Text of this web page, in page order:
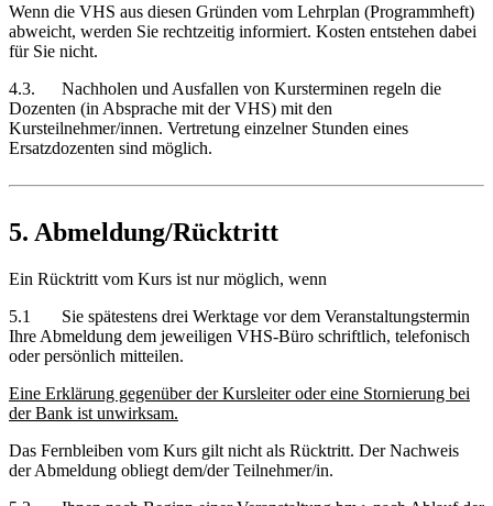
Wenn die VHS aus diesen Gründen vom Lehrplan (Programmheft)
abweicht, werden Sie rechtzeitig informiert. Kosten entstehen dabei
für Sie nicht.
4.3. Nachholen und Ausfallen von Kursterminen regeln die
Dozenten (in Absprache mit der VHS) mit den
Kursteilnehmer/innen. Vertretung einzelner Stunden eines
Ersatzdozenten sind möglich.
5. Abmeldung/Rücktritt
Ein Rücktritt vom Kurs ist nur möglich, wenn
5.1 Sie spätestens drei Werktage vor dem Veranstaltungstermin
Ihre Abmeldung dem jeweiligen VHS-Büro schriftlich, telefonisch
oder persönlich mitteilen.
Eine Erklärung gegenüber der Kursleiter oder eine Stornierung bei
der Bank ist unwirksam.
Das Fernbleiben vom Kurs gilt nicht als Rücktritt. Der Nachweis
der Abmeldung obliegt dem/der Teilnehmer/in.